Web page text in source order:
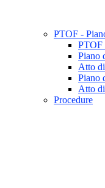
PTOF -
PTOF
Piano
Atto
Piano
Atto
Procedure